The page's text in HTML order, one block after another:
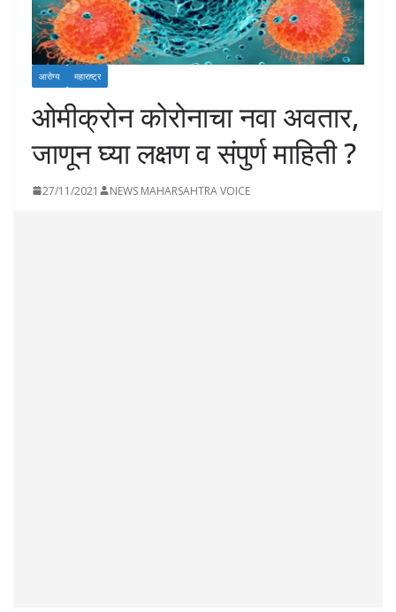
आरोग्य महाराष्ट्र
ओमीक्रोन कोरोनाचा नवा अवतार,
जाणून घ्या लक्षण व संपुर्ण माहिती ?
27/11/2021 NEWS MAHARSAHTRA VOICE